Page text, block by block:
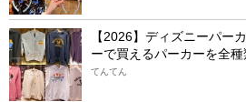
【2026】ディズニーパー
ーで買えるパーカーを全種
てんてん